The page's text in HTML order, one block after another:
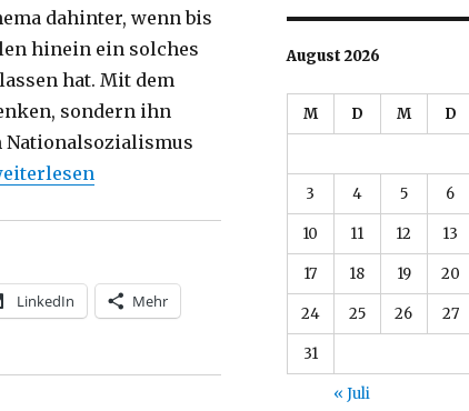
dahinter, wenn bis
hinein ein solches
hat. Mit dem
sondern ihn
Nationalsozialismus
des Antisemitismus, Rezension von
LinkedIn Mehr
August 2026
M D M D
3 4 5 6
10 11 12 13
17 18 19 20
24 25 26 27
31
« Juli